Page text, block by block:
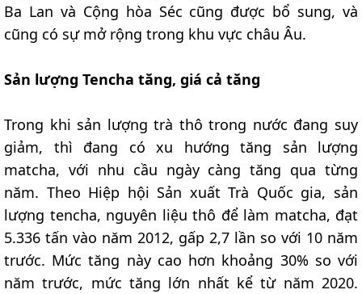
Ba Lan và Cộng hòa Séc cũng được bổ sung, và
cũng có sự mở rộng trong khu vực châu Âu.
Sản lượng Tencha tăng, giá cả tăng
Trong khi sản lượng trà thô trong nước đang suy
giảm, thì đang có xu hướng tăng sản lượng
matcha, với nhu cầu ngày càng tăng qua từng
năm. Theo Hiệp hội Sản xuất Trà Quốc gia, sản
lượng tencha, nguyên liệu thô để làm matcha, đạt
5.336 tấn vào năm 2012, gấp 2,7 lần so với 10 năm
trước. Mức tăng này cao hơn khoảng 30% so với
năm trước, mức tăng lớn nhất kể từ năm 2020.